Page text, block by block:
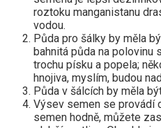
roztoku manganistanu
vodou.
Půda pro šálky by měla
bahnitá půda na
trochu písku a popela;
hnojiva, myslím, budou
Půda v šálcích by měla
Výsev semen se provádí
semen hodně, můžete